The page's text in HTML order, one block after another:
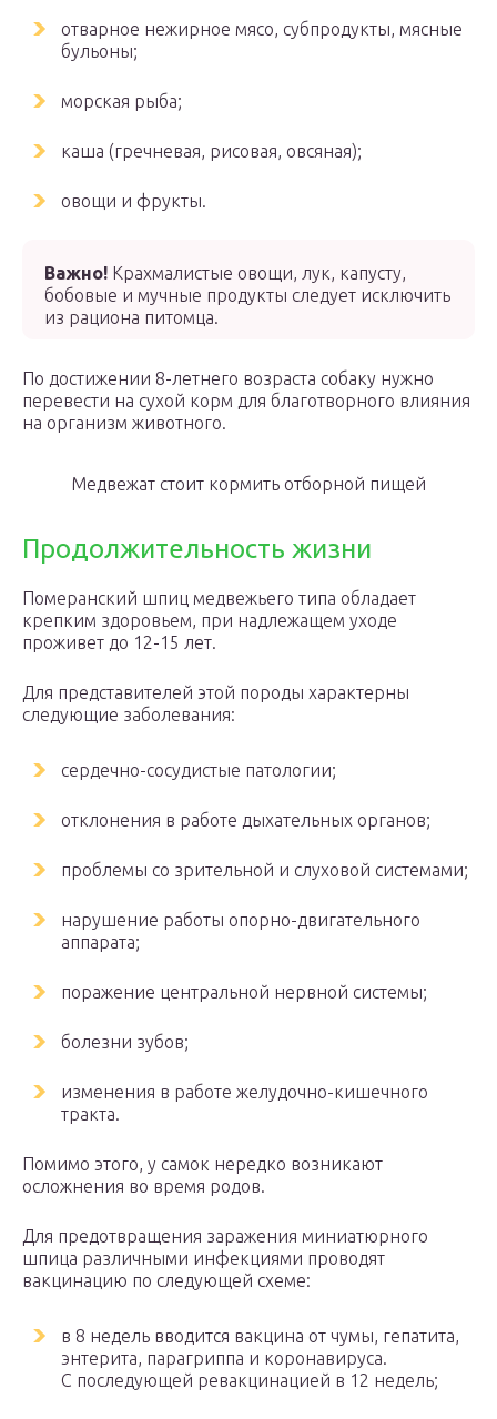
отварное нежирное мясо, субпродукты, мясные
бульоны;
морская рыба;
каша (гречневая, рисовая, овсяная);
овощи и фрукты.
Важно! Крахмалистые овощи, лук, капусту,
бобовые и мучные продукты следует исключить
из рациона питомца.
По достижении 8-летнего возраста собаку нужно
перевести на сухой корм для благотворного влияния
на организм животного.
Медвежат стоит кормить отборной пищей
Продолжительность жизни
Померанский шпиц медвежьего типа обладает
крепким здоровьем, при надлежащем уходе
проживет до 12-15 лет.
Для представителей этой породы характерны
следующие заболевания:
сердечно-сосудистые патологии;
отклонения в работе дыхательных органов;
проблемы со зрительной и слуховой системами;
нарушение работы опорно-двигательного
аппарата;
поражение центральной нервной системы;
болезни зубов;
изменения в работе желудочно-кишечного
тракта.
Помимо этого, у самок нередко возникают
осложнения во время родов.
Для предотвращения заражения миниатюрного
шпица различными инфекциями проводят
вакцинацию по следующей схеме:
в 8 недель вводится вакцина от чумы, гепатита,
энтерита, парагриппа и коронавируса.
С последующей ревакцинацией в 12 недель;